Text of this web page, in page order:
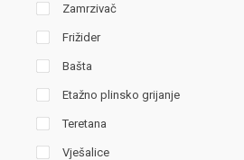
Zamrzivač
Frižider
Bašta
Etažno plinsko grijanje
Teretana
Vješalice